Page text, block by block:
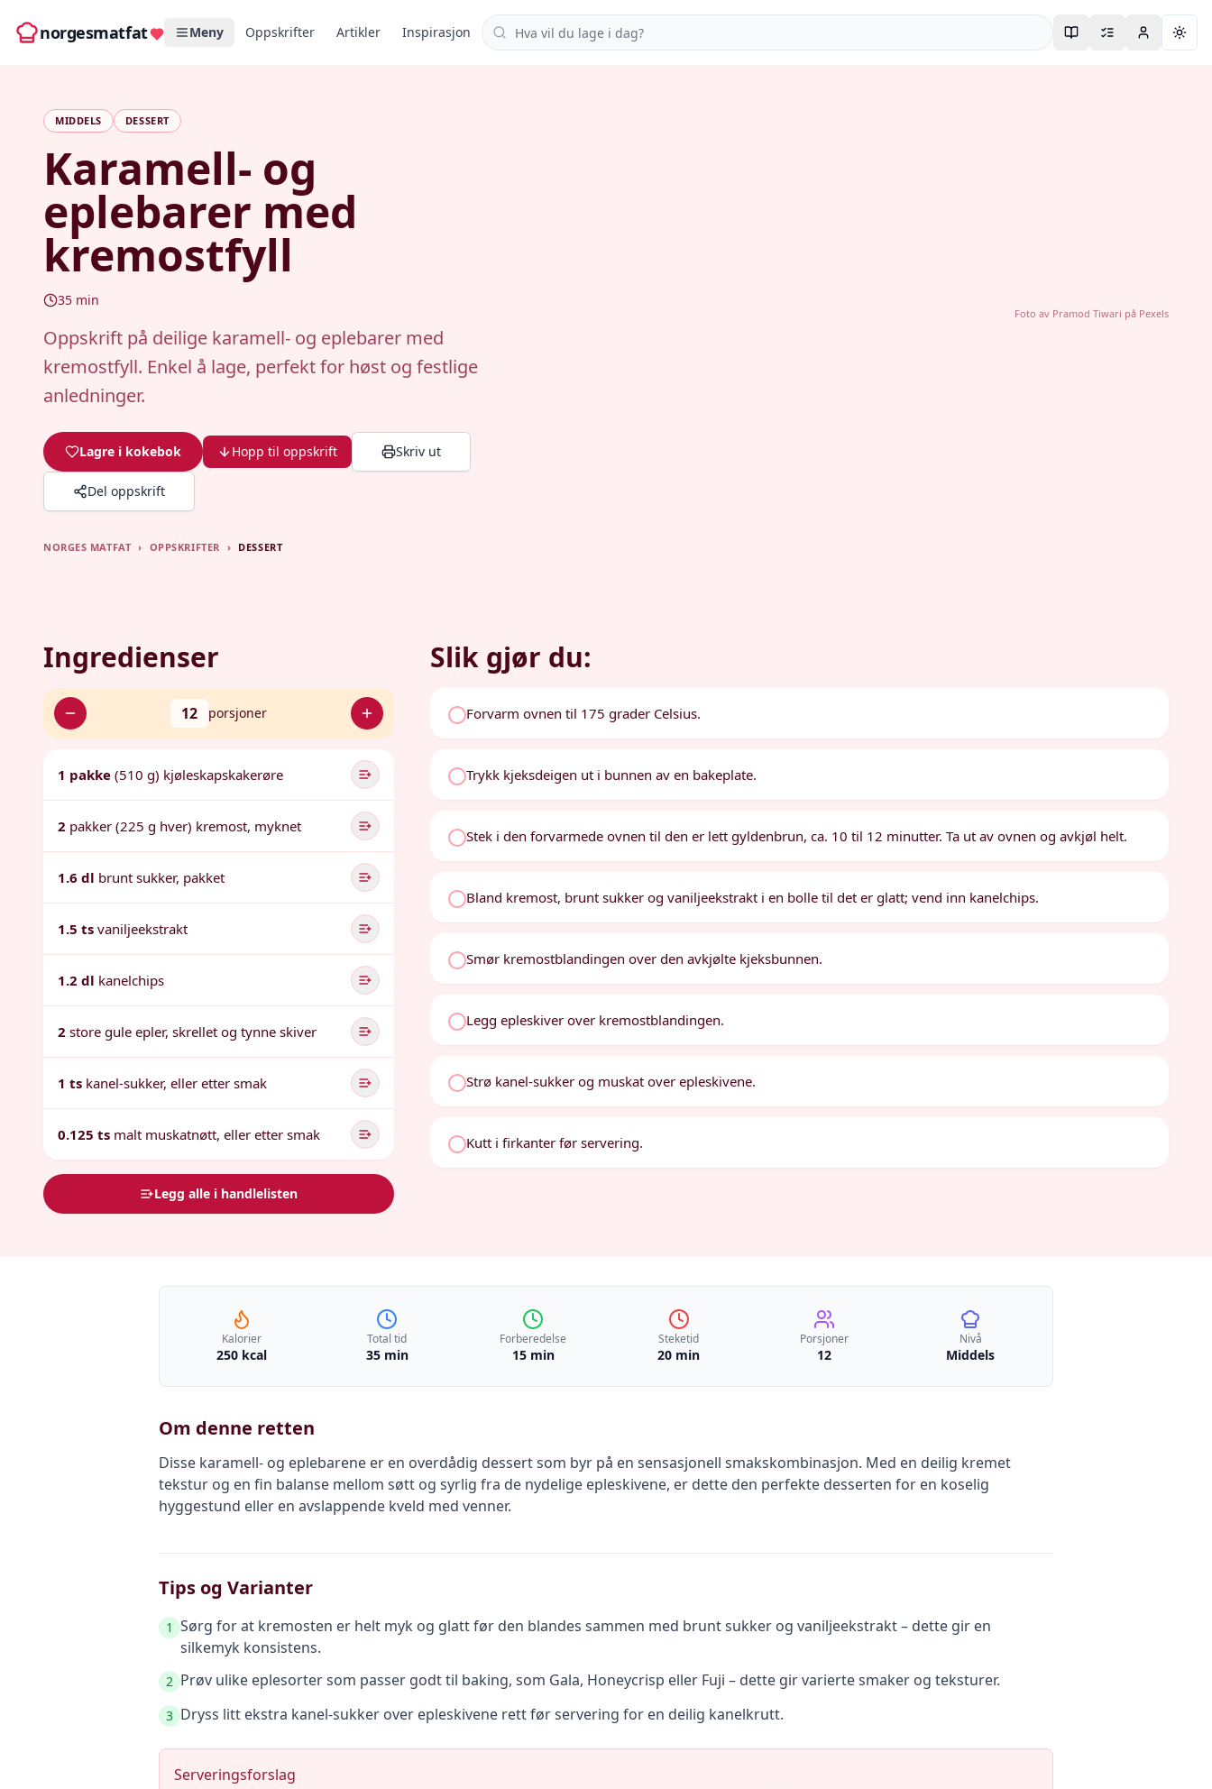
norgesmatfat Meny Oppskrifter Artikler Inspirasjon Søk i oppskrifter
MIDDELS DESSERT
Karamell- og
eplebarer med
kremostfyll
35 min
Oppskrift på deilige karamell- og eplebarer med
kremostfyll. Enkel å lage, perfekt for høst og festlige
anledninger.
Lagre i kokebok Hopp til oppskrift Skriv ut
Del oppskrift
Foto av Pramod Tiwari på Pexels
NORGES MATFAT › OPPSKRIFTER › DESSERT
Ingredienser
12 porsjoner
1 pakke (510 g) kjøleskapskakerøre
2 pakker (225 g hver) kremost, myknet
1.6 dl brunt sukker, pakket
1.5 ts vaniljeekstrakt
1.2 dl kanelchips
2 store gule epler, skrellet og tynne skiver
1 ts kanel-sukker, eller etter smak
0.125 ts malt muskatnøtt, eller etter smak
Legg alle i handlelisten
Slik gjør du:
Forvarm ovnen til 175 grader Celsius.
Trykk kjeksdeigen ut i bunnen av en bakeplate.
Stek i den forvarmede ovnen til den er lett gyldenbrun, ca. 10 til 12 minutter. Ta ut av ovnen og avkjøl helt.
Bland kremost, brunt sukker og vaniljeekstrakt i en bolle til det er glatt; vend inn kanelchips.
Smør kremostblandingen over den avkjølte kjeksbunnen.
Legg epleskiver over kremostblandingen.
Strø kanel-sukker og muskat over epleskivene.
Kutt i firkanter før servering.
Kalorier
250 kcal
Total tid
35 min
Forberedelse
15 min
Steketid
20 min
Porsjoner
12
Nivå
Middels
Om denne retten
Disse karamell- og eplebarene er en overdådig dessert som byr på en sensasjonell smakskombinasjon. Med en deilig kremet
tekstur og en fin balanse mellom søtt og syrlig fra de nydelige epleskivene, er dette den perfekte desserten for en koselig
hyggestund eller en avslappende kveld med venner.
Tips og Varianter
1 Sørg for at kremosten er helt myk og glatt før den blandes sammen med brunt sukker og vaniljeekstrakt – dette gir en
silkemyk konsistens.
2 Prøv ulike eplesorter som passer godt til baking, som Gala, Honeycrisp eller Fuji – dette gir varierte smaker og teksturer.
3 Dryss litt ekstra kanel-sukker over epleskivene rett før servering for en deilig kanelkrutt.
Serveringsforslag